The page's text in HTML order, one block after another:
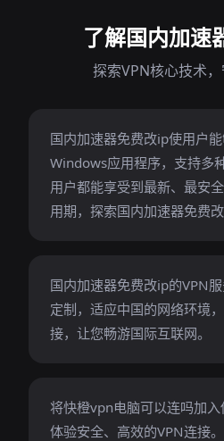
了解国内加速
探索VPN核心技术
国内加速器免费改ip使用户
Windows应用程序，支持多
用户都能享受到最新、最安
用期，探索国内加速器免费
国内加速器免费改ip的VPN
定制，适应中国的网络环境
接，让您畅游国际互联网。
将快橙vpn电脑可以连吗加入
体验安全、高效的VPN连接